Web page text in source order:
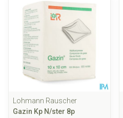
Lohmann Rauscher
Gazin Kp N/ster 8p